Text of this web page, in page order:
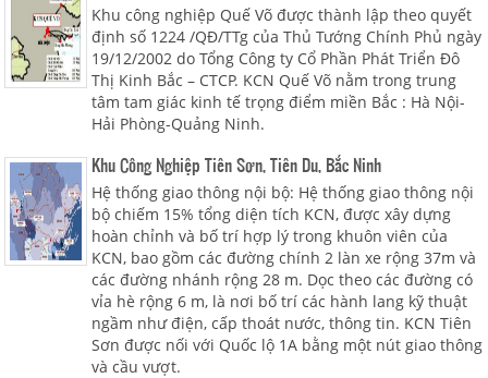
Khu công nghiệp Quế Võ được thành lập theo quyết
định số 1224 /QĐ/TTg của Thủ Tướng Chính Phủ ngày
19/12/2002 do Tổng Công ty Cổ Phần Phát Triển Đô
Thị Kinh Bắc – CTCP. KCN Quế Võ nằm trong trung
tâm tam giác kinh tế trọng điểm miền Bắc : Hà Nội-
Hải Phòng-Quảng Ninh.
Khu Công Nghiệp Tiên Sơn, Tiên Du, Bắc Ninh
Hệ thống giao thông nội bộ: Hệ thống giao thông nội
bộ chiếm 15% tổng diện tích KCN, được xây dựng
hoàn chỉnh và bố trí hợp lý trong khuôn viên của
KCN, bao gồm các đường chính 2 làn xe rộng 37m và
các đường nhánh rộng 28 m. Dọc theo các đường có
vỉa hè rộng 6 m, là nơi bố trí các hành lang kỹ thuật
ngầm như điện, cấp thoát nước, thông tin. KCN Tiên
Sơn được nối với Quốc lộ 1A bằng một nút giao thông
và cầu vượt.